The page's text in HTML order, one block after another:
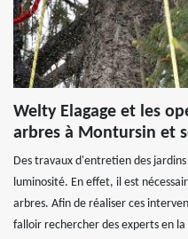
Welty Elagage et les
arbres à Montursin et
Des travaux d'entretien des
luminosité. En effet, il est
arbres. Afin de réaliser ces
falloir rechercher des experts en